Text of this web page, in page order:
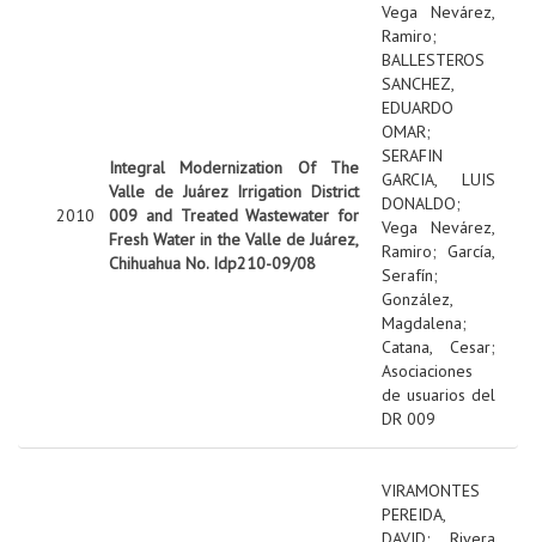
2010
Integral Modernization Of The
Valle de Juárez Irrigation District
009 and Treated Wastewater for
Fresh Water in the Valle de Juárez,
Chihuahua No. Idp210-09/08
Vega Nevárez,
Ramiro;
BALLESTEROS
SANCHEZ,
EDUARDO
OMAR;
SERAFIN
GARCIA, LUIS
DONALDO;
Vega Nevárez,
Ramiro; García,
Serafín;
González,
Magdalena;
Catana, Cesar;
Asociaciones
de usuarios del
DR 009
VIRAMONTES
PEREIDA,